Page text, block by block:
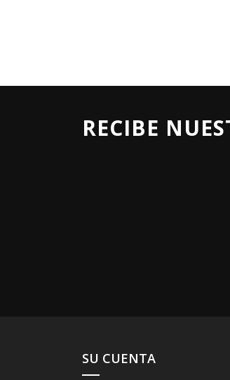
RECIBE
SU CUENTA